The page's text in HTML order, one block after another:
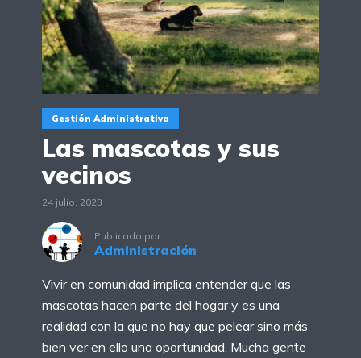
Gestión Administrativa
Las mascotas y sus
vecinos
24 julio, 2023
Publicado por
Administración
Vivir en comunidad implica entender que las
mascotas hacen parte del hogar y es una
realidad con la que no hay que pelear sino más
bien ver en ello una oportunidad. Mucha gente